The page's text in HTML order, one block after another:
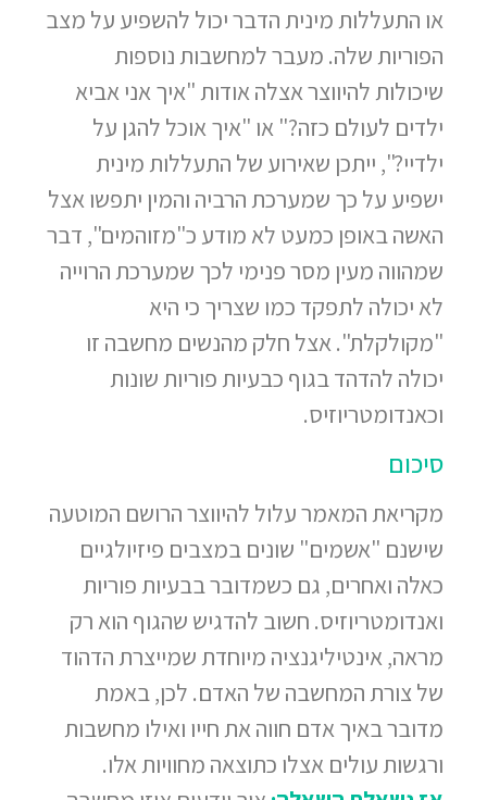
או התעללות מינית הדבר יכול להשפיע על מצב
הפוריות שלה. מעבר למחשבות נוספות
שיכולות להיווצר אצלה אודות "איך אני אביא
ילדים לעולם כזה?" או "איך אוכל להגן על
ילדיי?", ייתכן שאירוע של התעללות מינית
ישפיע על כך שמערכת הרביה והמין יתפשו אצל
האשה באופן כמעט לא מודע כ"מזוהמים", דבר
שמהווה מעין מסר פנימי לכך שמערכת הרוייה
לא יכולה לתפקד כמו שצריך כי היא
"מקולקלת". אצל חלק מהנשים מחשבה זו
יכולה להדהד בגוף כבעיות פוריות שונות
וכאנדומטריוזיס.
סיכום
מקריאת המאמר עלול להיווצר הרושם המוטעה
שישנם "אשמים" שונים במצבים פיזיולגיים
כאלה ואחרים, גם כשמדובר בבעיות פוריות
ואנדומטריוזיס. חשוב להדגיש שהגוף הוא רק
מראה, אינטיליגנציה מיוחדת שמייצרת הדהוד
של צורת המחשבה של האדם. לכן, באמת
מדובר באיך אדם חווה את חייו ואילו מחשבות
ורגשות עולים אצלו כתוצאה מחוויות אלו.